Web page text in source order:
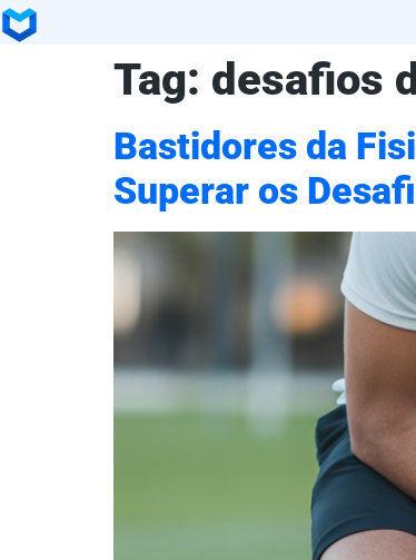
Tag: desafios
Bastidores da
Superar os